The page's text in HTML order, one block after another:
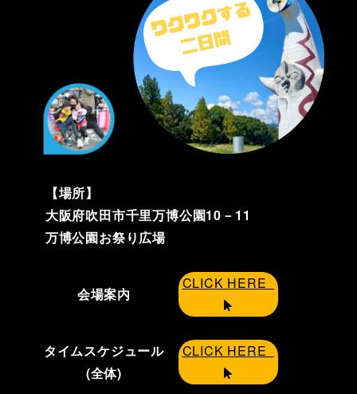
【場所】
大阪府吹田市千里万博公園10－11
万博公園お祭り広場
会場案内
CLICK HERE
タイムスケジュール
(全体)
CLICK HERE